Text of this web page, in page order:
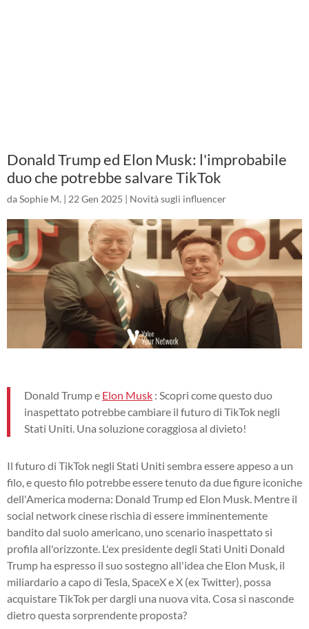
Donald Trump ed Elon Musk: l'improbabile
duo che potrebbe salvare TikTok
daSophie M. | 22 Gen 2025 | Novità sugli influencer
Donald Trump e Elon Musk : Scopri come questo duo
inaspettato potrebbe cambiare il futuro di TikTok negli
Stati Uniti. Una soluzione coraggiosa al divieto!
Il futuro di TikTok negli Stati Uniti sembra essere appeso a un
filo, e questo filo potrebbe essere tenuto da due figure iconiche
dell'America moderna: Donald Trump ed Elon Musk. Mentre il
social network cinese rischia di essere imminentemente
bandito dal suolo americano, uno scenario inaspettato si
profila all'orizzonte. L'ex presidente degli Stati Uniti Donald
Trump ha espresso il suo sostegno all'idea che Elon Musk, il
miliardario a capo di Tesla, SpaceX e X (ex Twitter), possa
acquistare TikTok per dargli una nuova vita. Cosa si nasconde
dietro questa sorprendente proposta?